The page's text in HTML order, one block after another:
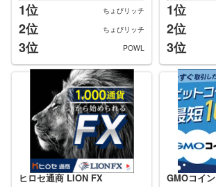
1位 ちょびリッチ
2位 ちょびリッチ
3位 POWL
1位
2位
3位
ヒロセ通商 LION FX GMOコイン